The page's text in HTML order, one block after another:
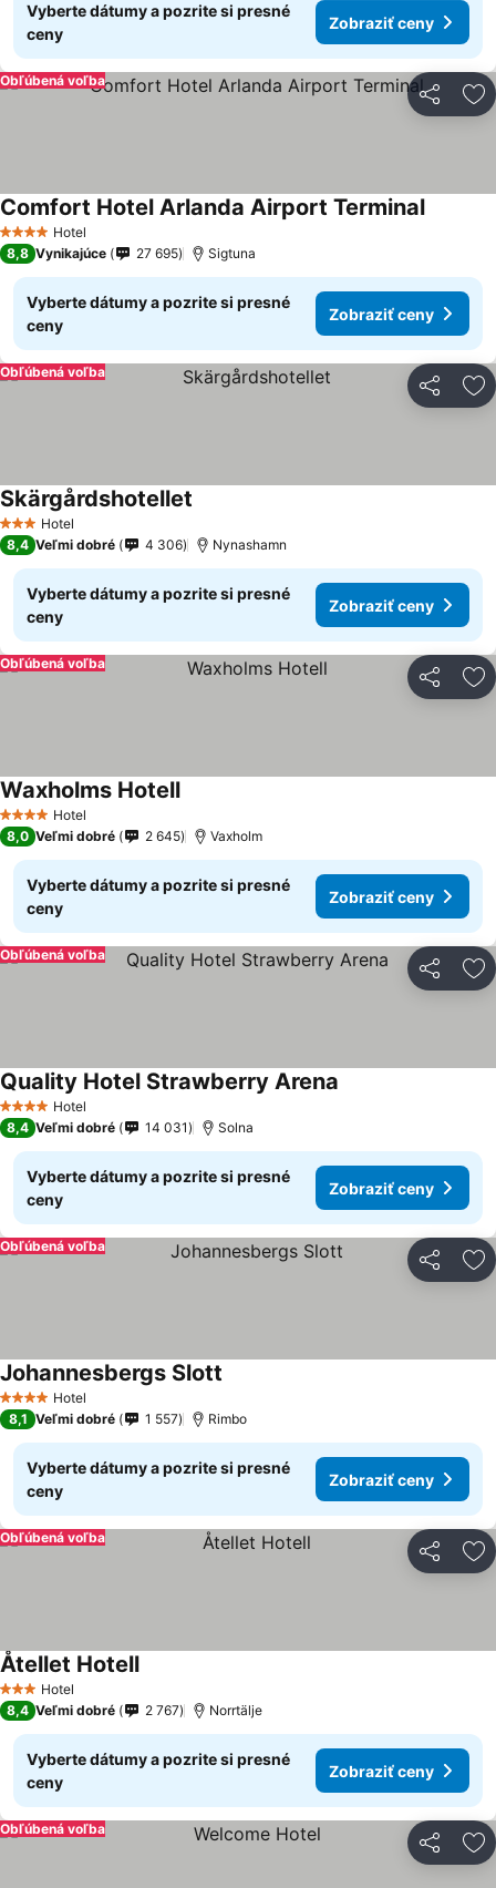
Vyberte dátumy a pozrite si presné
ceny
Zobraziť ceny
Zdieľať
Obľúbená voľba
4 Počet hviezdičiek
Hotel
Comfort Hotel Arlanda Airport Terminal
8,8 Vynikajúce 27 695 Sigtuna
Vyberte dátumy a pozrite si presné
ceny
Zobraziť ceny
Zdieľať
Obľúbená voľba
3 Počet hviezdičiek
Hotel
Skärgårdshotellet
8,4 Veľmi dobré 4 306 Nynashamn
Vyberte dátumy a pozrite si presné
ceny
Zobraziť ceny
Zdieľať
Obľúbená voľba
4 Počet hviezdičiek
Hotel
Waxholms Hotell
8,0 Veľmi dobré 2 645 Vaxholm
Vyberte dátumy a pozrite si presné
ceny
Zobraziť ceny
Zdieľať
Obľúbená voľba
4 Počet hviezdičiek
Hotel
Quality Hotel Strawberry Arena
8,4 Veľmi dobré 14 031 Solna
Vyberte dátumy a pozrite si presné
ceny
Zobraziť ceny
Zdieľať
Obľúbená voľba
4 Počet hviezdičiek
Hotel
Johannesbergs Slott
8,1 Veľmi dobré 1 557 Rimbo
Vyberte dátumy a pozrite si presné
ceny
Zobraziť ceny
Zdieľať
Obľúbená voľba
3 Počet hviezdičiek
Hotel
Åtellet Hotell
8,4 Veľmi dobré 2 767 Norrtälje
Vyberte dátumy a pozrite si presné
ceny
Zobraziť ceny
Zdieľať
Obľúbená voľba